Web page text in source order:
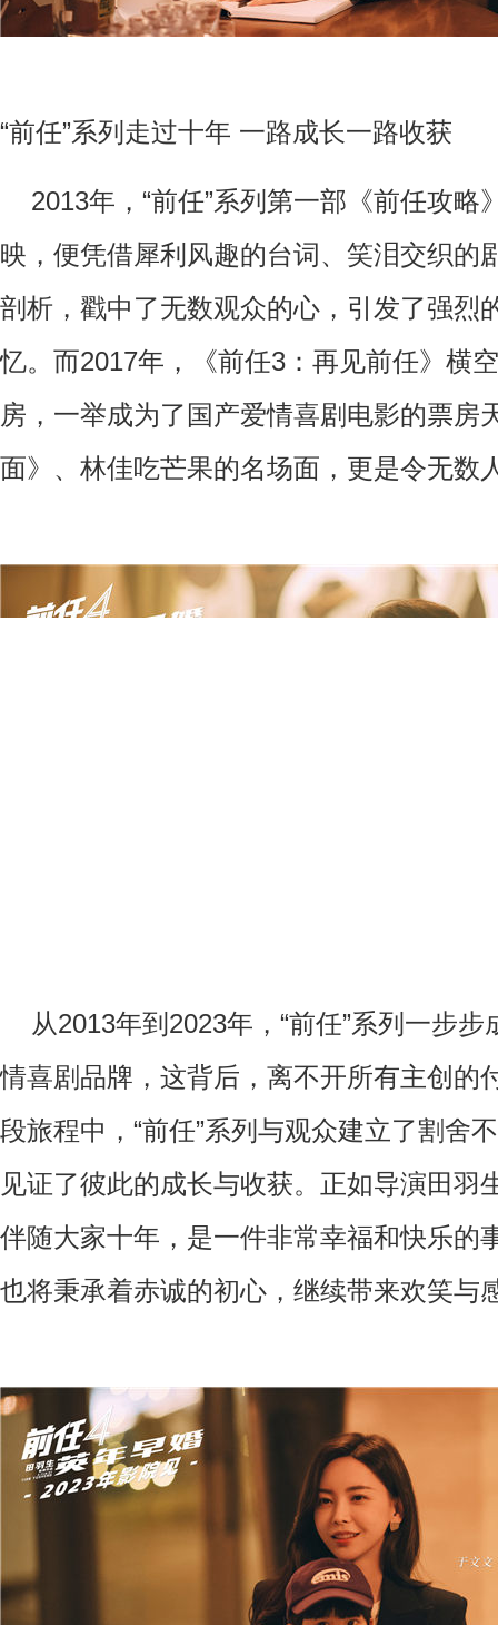
“前任”系列走过十年 一路成长一路收获
2013年，“前任”系列第一部《前任攻略
映，便凭借犀利风趣的台词、笑泪交织的
剖析，戳中了无数观众的心，引发了强烈
忆。而2017年，《前任3 ：再见前任》横
房，一举成为了国产爱情喜剧电影的票房
面》、林佳吃芒果的名场面，更是令无数
从2013年到 2023年，“前任”系列一步
情喜剧品牌，这背后，离不开所有主创的
段旅程中，“前任”系列与观众建立了割舍
见证了彼此的成长与收获。正如导演田羽
伴随大家十年，是一件非常幸福和快乐的
也将秉承着赤诚的初心，继续带来欢笑与